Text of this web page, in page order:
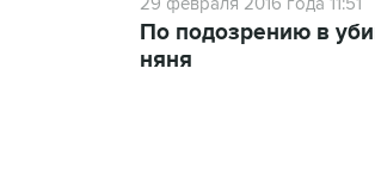
По подозрению в
няня